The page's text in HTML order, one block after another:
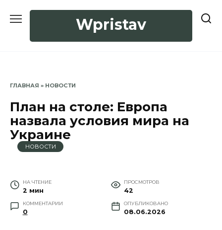
Wpristav
ГЛАВНАЯ » НОВОСТИ
План на столе: Европа
назвала условия мира на
Украине
НОВОСТИ
НА ЧТЕНИЕ
2 мин
ПРОСМОТРОВ
42
КОММЕНТАРИИ
0
ОПУБЛИКОВАНО
08.06.2026